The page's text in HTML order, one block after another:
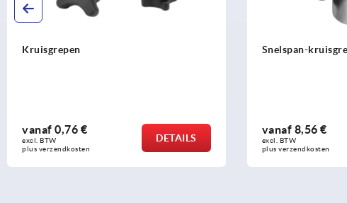
Kruisgrepen
vanaf 0,76 €
excl. BTW
plus verzendkosten
DETAILS
Snelspan-
vanaf 8,56 €
excl. BTW
plus verzendkosten